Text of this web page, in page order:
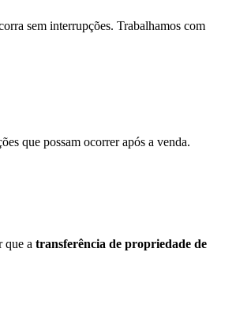
sem interrupções. Trabalhamos com
que possam ocorrer após a venda.
que a transferência de propriedade de